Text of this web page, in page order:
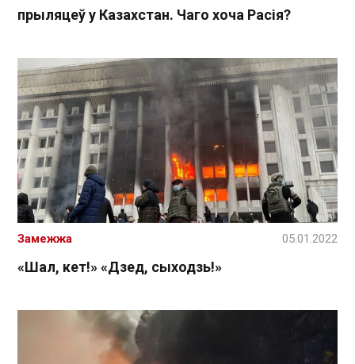
прыляцеў у Казахстан. Чаго хоча Расія?
«Шал, кет!» «Дзед, сыходзь!»
Замежжа 05.01.2022